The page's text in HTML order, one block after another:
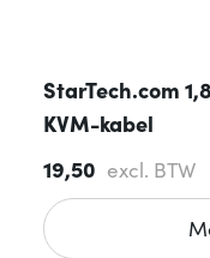
StarTech.com
KVM-kabel
19,50 excl. BTW